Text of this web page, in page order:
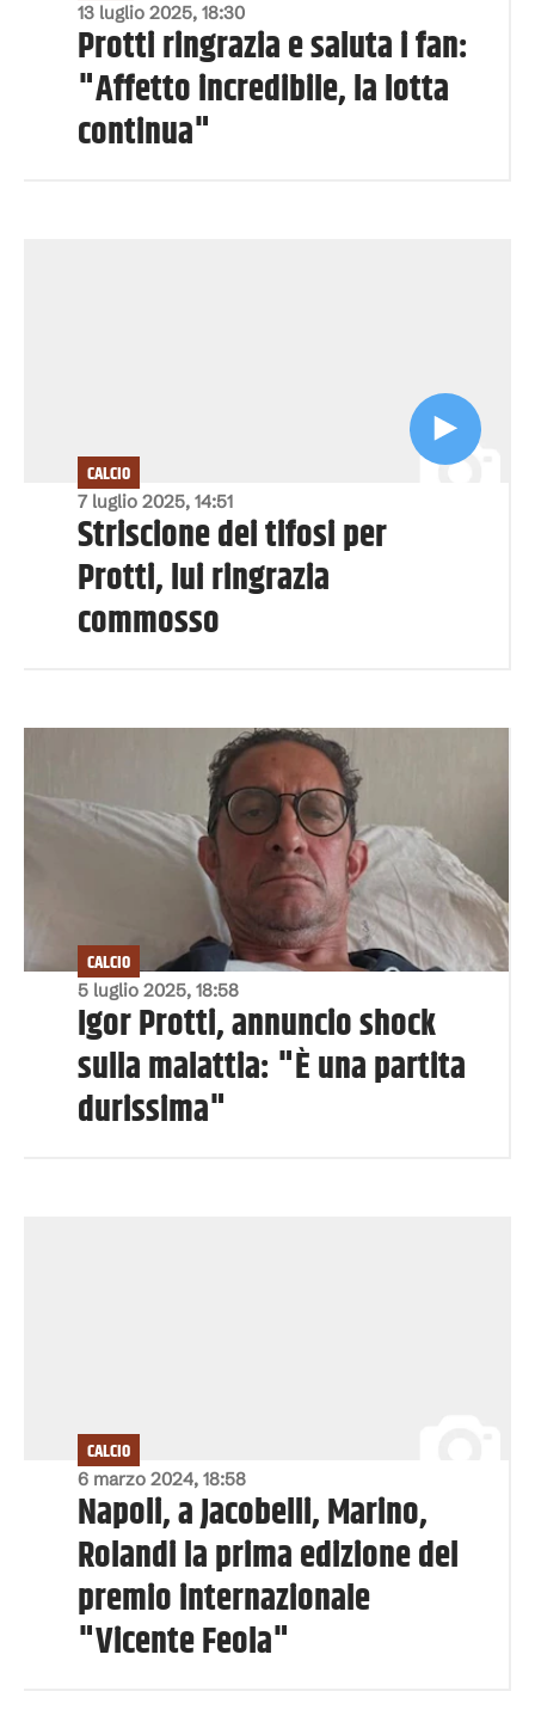
13 luglio 2025, 18:30
Protti ringrazia e saluta i fan:
"Affetto incredibile, la lotta
continua"
7 luglio 2025, 14:51
CALCIO
Striscione dei tifosi per
Protti, lui ringrazia
commosso
5 luglio 2025, 18:58
CALCIO
Igor Protti, annuncio shock
sulla malattia: "È una partita
durissima"
6 marzo 2024, 18:58
CALCIO
Napoli, a Jacobelli, Marino,
Rolandi la prima edizione del
premio internazionale
"Vicente Feola"